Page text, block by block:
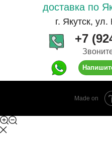
доставка по
г. Якутск,
+7
Made on